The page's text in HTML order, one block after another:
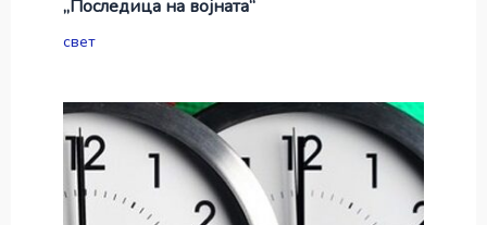
„Последица на војната“
свет